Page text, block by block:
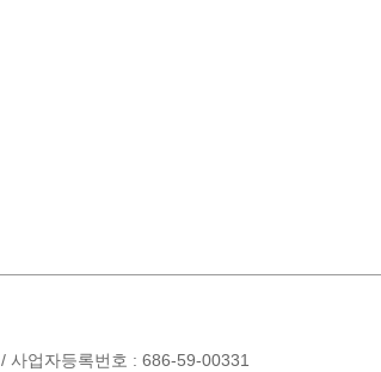
사업자등록번호 : 686-59-00331